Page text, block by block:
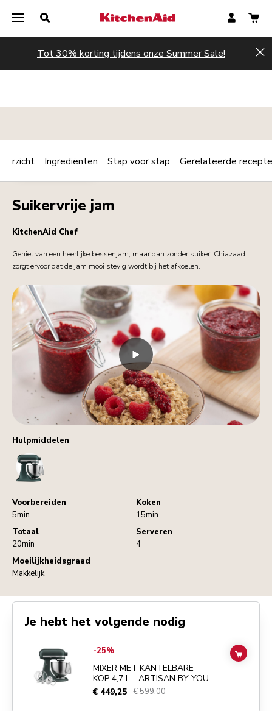
Tot 30% korting tijdens onze Summer Sale!
Hulpmiddelen
StandMixer
Voorbereiden
5min
Koken
15min
Totaal
20min
Serveren
4
Moeilijkheidsgraad
Makkelijk
ONTBIJT / BRUNCH Print
Share
Suikervrije jam
KitchenAid Chef
Geniet van een heerlijke bessenjam, maar dan zonder suiker. Chiazaad
zorgt ervoor dat de jam mooi stevig wordt bij het afkoelen.
Ingrediënten Stap voor stap Gerelateerde
Je hebt het volgende nodig
Go toMIXER MET KANTELBARE KOP 4,7 L - ARTISAN BY YOU
-25%
MIXER MET KANTELBARE
KOP 4,7 L - ARTISAN BY YOU
€ 449,25 € 599,00
ADD